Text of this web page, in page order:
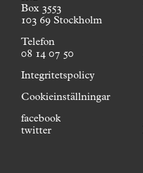
Box 3553
103 69 Stockholm
Telefon
08 14 07 50
Integritetspolicy
Cookieinställningar
facebook
twitter